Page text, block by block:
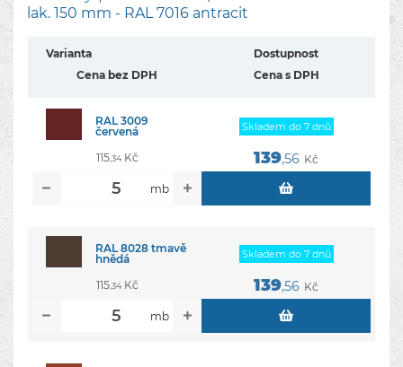
lak. 150 mm - RAL 7016 antracit
Varianta
Dostupnost
Cena bez DPH
Cena s DPH
RAL 3009
červená
Skladem do 7 dnů
115,34Kč 139,56 Kč
mb
RAL 8028 tmavě
hnědá
Skladem do 7 dnů
115,34Kč 139,56 Kč
mb